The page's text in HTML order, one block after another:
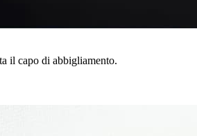
il capo di abbigliamento.